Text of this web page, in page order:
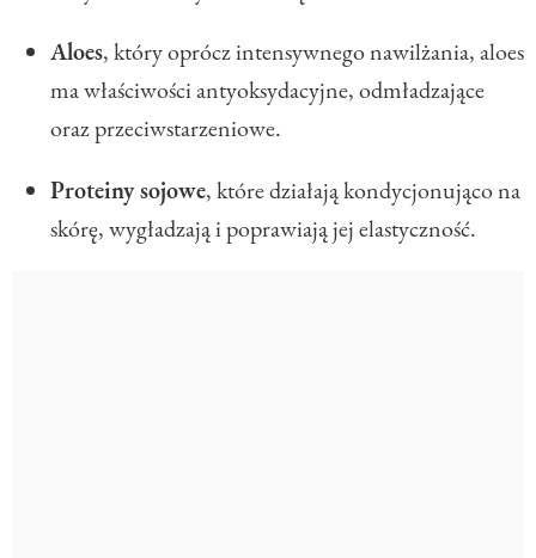
Aloes, który oprócz intensywnego nawilżania, aloes
ma właściwości antyoksydacyjne, odmładzające
oraz przeciwstarzeniowe.
Proteiny sojowe, które działają kondycjonująco na
skórę, wygładzają i poprawiają jej elastyczność.